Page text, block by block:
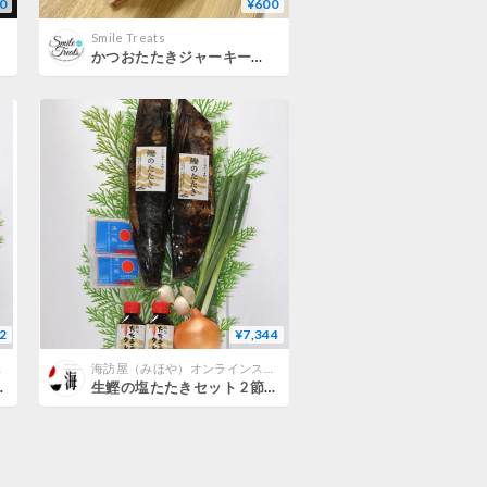
¥600
Smile Treats
かつおたたきジャーキー 30g
蔵便】
¥7,344
生鰹の塩たたきセット 2節入り【冷蔵便】